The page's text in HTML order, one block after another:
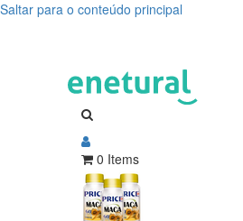
Saltar para o conteúdo principal
0 Items